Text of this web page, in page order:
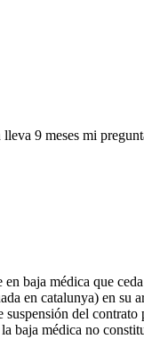
9 meses mi
baja médica que
en catalunya) en su
del
médica no